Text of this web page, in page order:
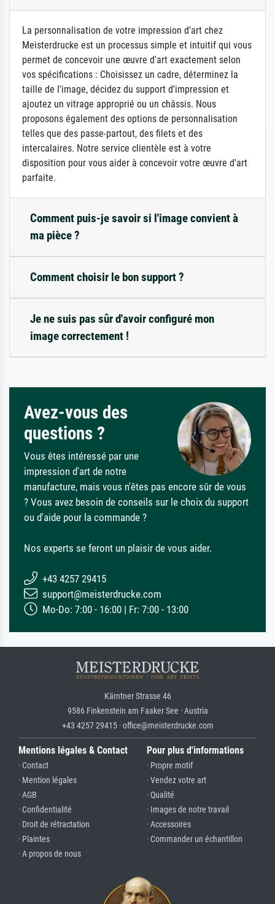
La personnalisation de votre impression d'art chez
Meisterdrucke est un processus simple et intuitif qui vous
permet de concevoir une œuvre d'art exactement selon
vos spécifications : Choisissez un cadre, déterminez la
taille de l'image, décidez du support d'impression et
ajoutez un vitrage approprié ou un châssis. Nous
proposons également des options de personnalisation
telles que des passe-partout, des filets et des
intercalaires. Notre service clientèle est à votre
disposition pour vous aider à concevoir votre œuvre d'art
parfaite.
Comment puis-je savoir si l'image convient à
ma pièce ?
Comment choisir le bon support ?
Je ne suis pas sûr d'avoir configuré mon
image correctement !
Avez-vous des
questions ?
Vous êtes intéressé par une
impression d'art de notre
manufacture, mais vous n'êtes pas encore sûr de vous
? Vous avez besoin de conseils sur le choix du support
ou d'aide pour la commande ?
Nos experts se feront un plaisir de vous aider.
+43 4257 29415
support@meisterdrucke.com
Mo-Do: 7:00 - 16:00 | Fr: 7:00 - 13:00
Kärntner Strasse 46
9586 Finkenstein am Faaker See · Austria
+43 4257 29415 · office@meisterdrucke.com
Mentions légales & Contact
· Contact
· Mention légales
· AGB
· Confidentialité
· Droit de rétractation
· Plaintes
· A propos de nous
Pour plus d'informations
· Propre motif
· Vendez votre art
· Qualité
· Images de notre travail
· Accessoires
· Commander un échantillon